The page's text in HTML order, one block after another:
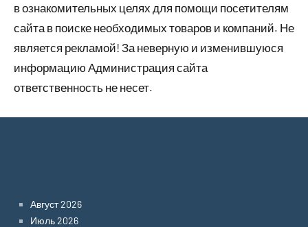
в ознакомительных целях для помощи посетителям
сайта в поиске необходимых товаров и компаний. Не
является рекламой! За неверную и изменившуюся
информацию Администрация сайта
ответственность не несет.
Август 2026
Июль 2026